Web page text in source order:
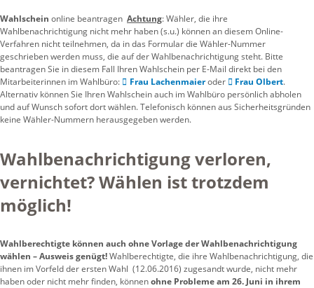
Wahlschein online beantragen Achtung: Wähler, die ihre
Wahlbenachrichtigung nicht mehr haben (s.u.) können an diesem Online-
Verfahren nicht teilnehmen, da in das Formular die Wähler-Nummer
geschrieben werden muss, die auf der Wahlbenachrichtigung steht. Bitte
beantragen Sie in diesem Fall Ihren Wahlschein per E-Mail direkt bei den
Mitarbeiterinnen im Wahlbüro:
Frau Lachenmaieroder Frau Olbert.
Alternativ können Sie Ihren Wahlschein auch im Wahlbüro persönlich abholen
und auf Wunsch sofort dort wählen. Telefonisch können aus Sicherheitsgründen
keine Wähler-Nummern herausgegeben werden.
Wahlbenachrichtigung verloren,
vernichtet? Wählen ist trotzdem
möglich!
Wahlberechtigte können auch ohne Vorlage der Wahlbenachrichtigung
wählen – Ausweis genügt!Wahlberechtigte, die ihre Wahlbenachrichtigung, die
ihnen im Vorfeld der ersten Wahl (12.06.2016) zugesandt wurde, nicht mehr
haben oder nicht mehr finden, könnenohne Probleme am 26. Juni in ihrem